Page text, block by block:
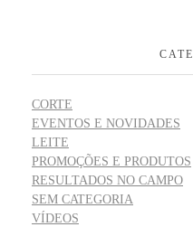
CORTE
EVENTOS E NOVIDADES
LEITE
PROMOÇÕES E PRODUTOS
RESULTADOS NO CAMPO
SEM CATEGORIA
VÍDEOS